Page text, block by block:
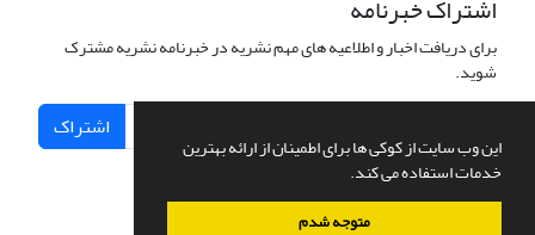
این وب سایت از کوکی ها برای اطمینان از ارائه بهترین
خدمات استفاده می کند.
متوجه شدم
اشتراک خبرنامه
برای دریافت اخبار و اطلاعیه های مهم نشریه در خبرنامه نشریه مشترک
شوید.
اشتراک